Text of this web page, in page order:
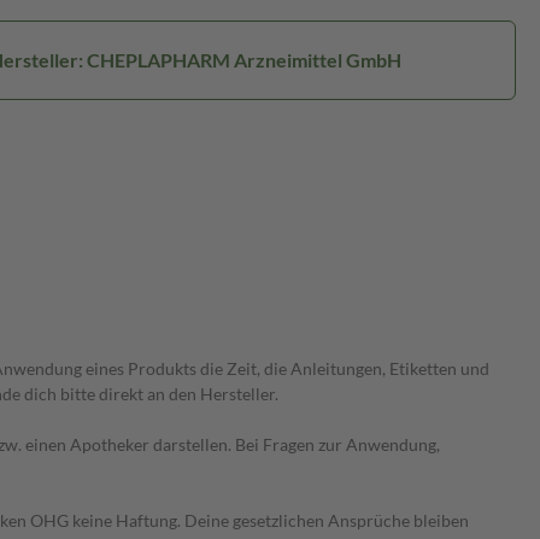
CHEPLAPHARM Arzneimittel GmbH
eines Produkts die Zeit, die Anleitungen, Etiketten und
dich bitte direkt an den Hersteller.
einen Apotheker darstellen. Bei Fragen zur Anwendung,
OHG keine Haftung. Deine gesetzlichen Ansprüche bleiben